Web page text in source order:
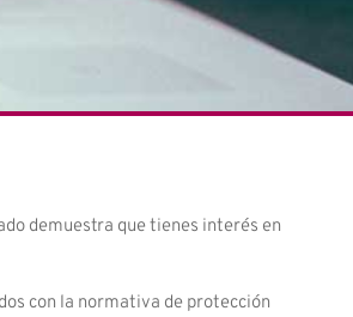
demuestra que tienes interés en
con la normativa de protección